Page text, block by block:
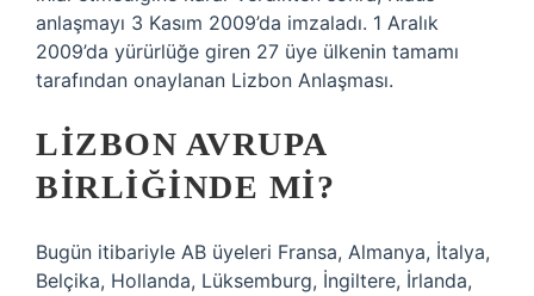
anlaşmayı 3 Kasım 2009’da imzaladı. 1 Aralık
2009’da yürürlüğe giren 27 üye ülkenin tamamı
tarafından onaylanan Lizbon Anlaşması.
LIZBON AVRUPA
BIRLIĞINDE MI?
Bugün itibariyle AB üyeleri Fransa, Almanya, İtalya,
Belçika, Hollanda, Lüksemburg, İngiltere, İrlanda,